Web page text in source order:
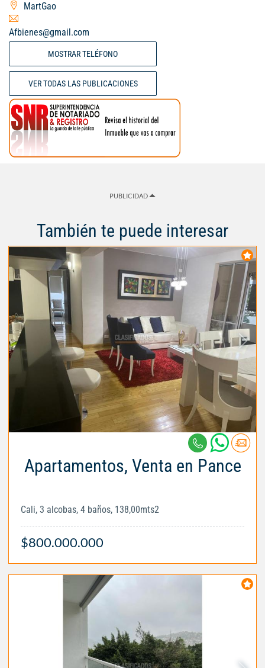
MartGao
Afbienes@gmail.com
MOSTRAR TELÉFONO
VER TODAS LAS PUBLICACIONES
PUBLICIDAD
También te puede interesar
Apartamentos, Venta en Pance
Cali, 3 alcobas, 4 baños, 138,00mts2
$800.000.000